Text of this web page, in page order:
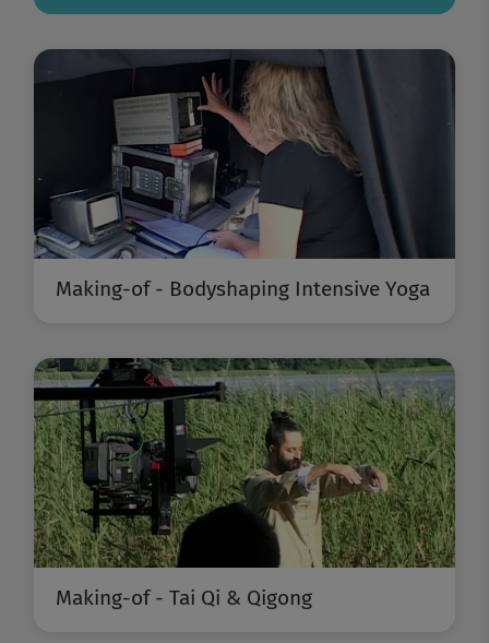
Making-of - Bodyshaping Intensive Yoga
Making-of - Tai Qi & Qigong